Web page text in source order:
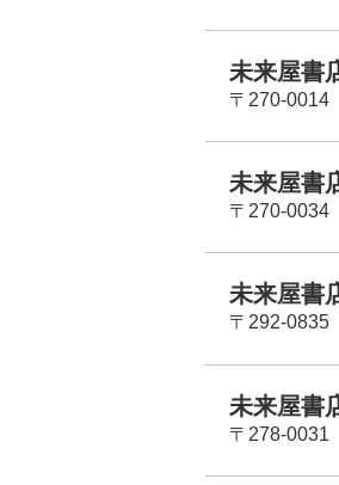
未来屋書
〒270-
未来屋書
〒270-
未来屋書
〒292-
未来屋書
〒278-